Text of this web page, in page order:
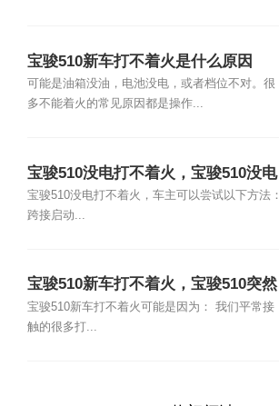
宝骏510新车打不着火是什么原因
可能是油箱没油，电池没电，或者档位不对。很
多不能着火的常见原因都是操作...
宝骏510没电打不着火，宝骏510没电
打不着火怎么办
宝骏510没电打不着火，车主可以尝试以下方法：
跨接启动...
宝骏510新车打不着火，宝骏510突然
打不着火原因
宝骏510新车打不着火可能是因为： 我们平常接
触的很多打...